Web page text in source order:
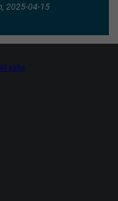
2025-04-15
sälja